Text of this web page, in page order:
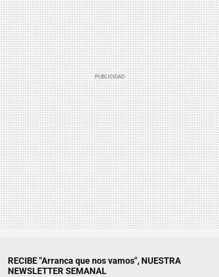
RECIBE "Arranca que nos vamos", NUESTRA
NEWSLETTER SEMANAL